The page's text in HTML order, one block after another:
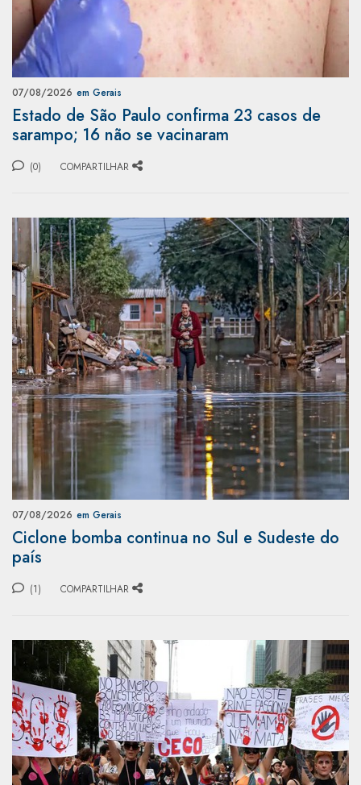
07/08/2026 em Gerais
Estado de São Paulo confirma 23 casos de
sarampo; 16 não se vacinaram
(0) COMPARTILHAR
07/08/2026 em Gerais
Ciclone bomba continua no Sul e Sudeste do
país
(1) COMPARTILHAR